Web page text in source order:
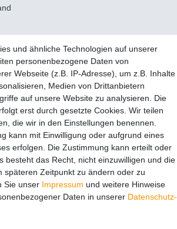
Kundenbewertungen
SEHR GUT
4.98 / 5.00
13.355 Bewertungen
von hier, ebay.de,
amazon.de
und ähnliche Technologien auf unserer
personenbezogene Daten von
Webseite (z.B. IP-Adresse), um z.B. Inhalte
Medien von Drittanbietern
auf unsere Website zu analysieren. Die
erst durch gesetzte Cookies. Wir teilen
die wir in den Einstellungen benennen.
kann mit Einwilligung oder aufgrund eines
erfolgen. Die Zustimmung kann erteilt oder
besteht das Recht, nicht einzuwilligen und die
späteren Zeitpunkt zu ändern oder zu
Sie unser Impressum und weitere Hinweise
Daten in unserer Daten­schutz­